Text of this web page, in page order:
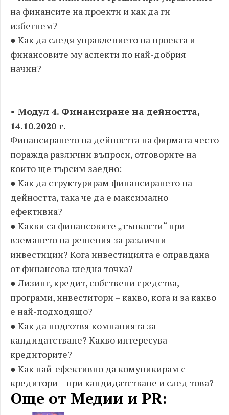
на финансите на проекти и как да ги
избегнем?
● Как да следя управлението на проекта и
финансовите му аспекти по най-добрия
начин?
• Модул 4. Финансиране на дейността,
14.10.2020 г.
Финансирането на дейността на фирмата често
поражда различни въпроси, отговорите на
които ще търсим заедно:
● Как да структурирам финансирането на
дейността, така че да е максимално
ефективна?
● Какви са финансовите „тънкости“ при
вземането на решения за различни
инвестиции? Кога инвестицията е оправдана
от финансова гледна точка?
● Лизинг, кредит, собствени средства,
програми, инвеститори – какво, кога и за какво
е най-подходящо?
● Как да подготвя компанията за
кандидатстване? Какво интересува
кредиторите?
● Как най-ефективно да комуникирам с
кредитори – при кандидатстване и след това?
Още от Медии и PR: